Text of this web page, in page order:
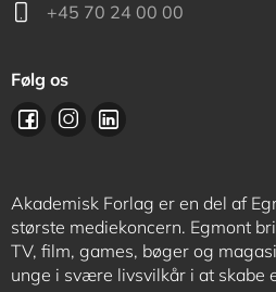
+45 70 24 00 00
Følg os
Akademisk Forlag er en del af
største mediekoncern. Egmont
TV, film, games, bøger og
unge i svære livsvilkår i at skabe